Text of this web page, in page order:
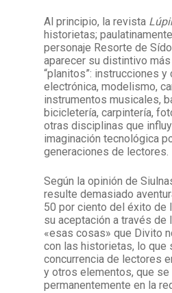
Al principio, la revista
historietas;
personaje Resorte de
aparecer su distintivo
“planitos”: instrucciones
electrónica, modelismo,
instrumentos musicales,
bicicletería, carpintería,
otras disciplinas que
imaginación tecnológica
generaciones de lectores.
Según la opinión de
resulte demasiado
50 por ciento del éxito de
su aceptación a través de
«esas cosas» que Divito
con las historietas, lo que
concurrencia de lectores
y otros elementos, que
permanentemente en la